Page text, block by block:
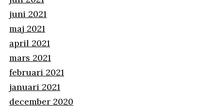
juni 2021
maj 2021
april 2021
mars 2021
februari 2021
januari 2021
december 2020